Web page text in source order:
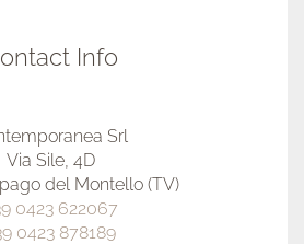
Info
Srl
Via Sile, 4D
del Montello (TV)
0423 622067
0423 878189